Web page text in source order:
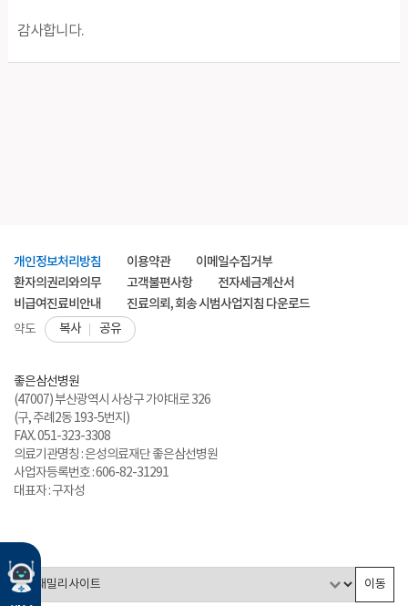
감사합니다.
개인정보처리방침 이용약관
이메일수집거부
환자의권리와의무
고객불편사항
전자세금계산서
비급여진료비안내
진료의뢰, 회송 시범사업지침 다운로드
약도 복사 공유
좋은삼선병원
(47007) 부산광역시 사상구 가야대로 326
(구, 주례2동 193-5번지)
FAX. 051-323-3308
의료기관명칭 : 은성의료재단 좋은삼선병원
사업자등록번호 : 606-82-31291
대표자 : 구자성
이동